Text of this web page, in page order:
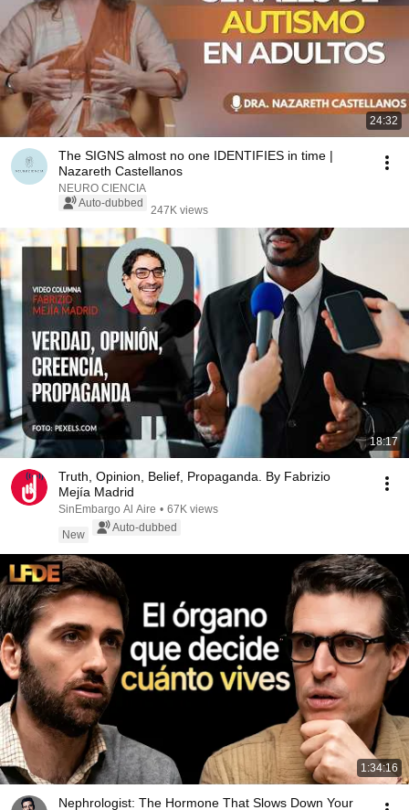
24:32
The SIGNS almost no one IDENTIFIES in time |
Nazareth Castellanos
NEURO CIENCIA
Auto-dubbed
247K views
18:17
Truth, Opinion, Belief, Propaganda. By Fabrizio
Mejía Madrid
SinEmbargo Al Aire • 67K views
New
Auto-dubbed
1:34:16
Nephrologist: The Hormone That Slows Down Your